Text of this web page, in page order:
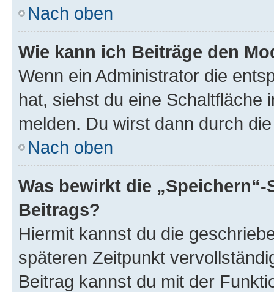
Nach oben
Wie kann ich Beiträge den
Wenn ein Administrator die
hat, siehst du eine Schaltfläche
melden. Du wirst dann durch
Nach oben
Was bewirkt die
Beitrags?
Hiermit kannst du die
späteren Zeitpunkt
Beitrag kannst du mit der